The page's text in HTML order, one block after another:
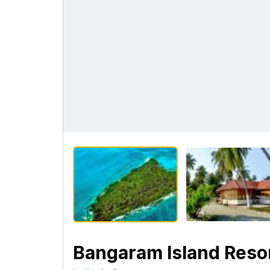
Bangaram Island